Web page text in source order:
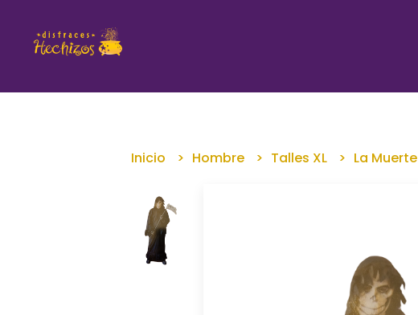
Inicio Hombre Talles XL La Muerte